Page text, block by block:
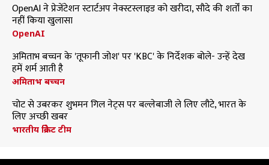
OpenAI ने प्रेजेंटेशन स्टार्टअप नेक्स्टस्लाइड को खरीदा, सौदे की शर्तों का
नहीं किया खुलासा
OpenAI
अमिताभ बच्चन के 'तूफानी जोश' पर 'KBC' के निर्देशक बोले- उन्हें देख
हमें शर्म आती है
अमिताभ बच्चन
चोट से उबरकर शुभमन गिल नेट्स पर बल्लेबाजी ले लिए लौटे, भारत के
लिए अच्छी खबर
भारतीय क्रिकेट टीम